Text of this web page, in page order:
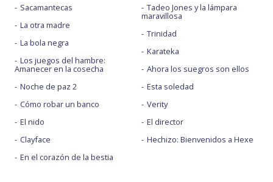
Sacamantecas
La otra madre
La bola negra
Los juegos del hambre:
Amanecer en la cosecha
Noche de paz 2
Cómo robar un banco
El nido
Clayface
En el corazón de la bestia
Tadeo Jones y la lámpara
maravillosa
Trinidad
Karateka
Ahora los suegros son ellos
Esta soledad
Verity
El director
Hechizo: Bienvenidos a Hexe